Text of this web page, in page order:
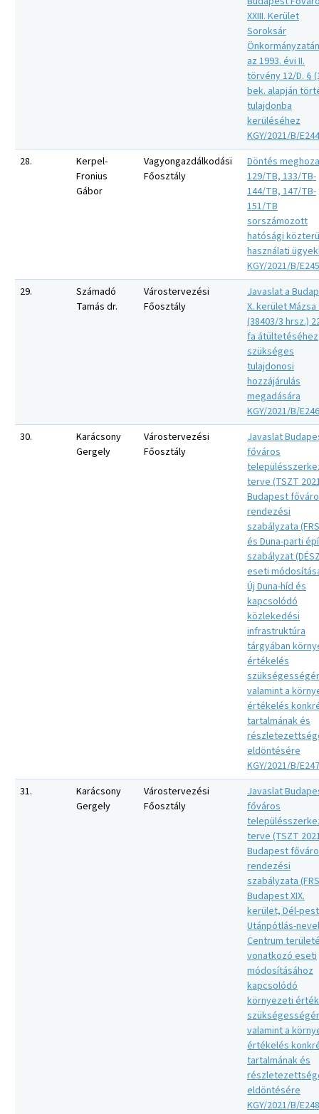
XXIII. Kerület
Soroksár
az 1993. évi II.
törvény 12/D. §
bek. alapján
tulajdonba
kerüléséhez
KGY/2021/B/E244
28.
Kerpel-
Fronius
Gábor
Vagyongazdálkodási
Főosztály
Döntés
129/TB, 133/TB-
144/TB, 147/TB-
151/TB
sorszámozott
hatósági
használati
KGY/2021/B/E245
29.
Számadó
Tamás dr.
Várostervezési
Főosztály
Javaslat a
X. kerület
(38403/3 hrsz.)
fa átültetéséhez
szükséges
tulajdonosi
hozzájárulás
megadására
KGY/2021/B/E246
30.
Karácsony
Gergely
Várostervezési
Főosztály
Javaslat
főváros
terve (TSZT
Budapest
rendezési
szabályzata
és Duna-parti
szabályzat
eseti
Új Duna-híd és
kapcsolódó
közlekedési
infrastruktúra
tárgyában
értékelés
valamint a
értékelés
tartalmának és
eldöntésére
KGY/2021/B/E247
31.
Karácsony
Gergely
Várostervezési
Főosztály
Javaslat
főváros
terve (TSZT
Budapest
rendezési
szabályzata
Budapest XIX.
kerület, Dél-
Utánpótlás-
Centrum
vonatkozó eseti
módosításához
kapcsolódó
környezeti
valamint a
értékelés
tartalmának és
eldöntésére
KGY/2021/B/E248